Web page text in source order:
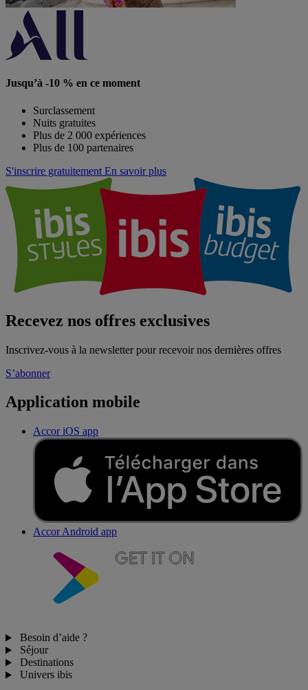
Jusqu’à -10 % en ce moment
Surclassement
Nuits gratuites
Plus de 2 000 expériences
Plus de 100 partenaires
S'inscrire gratuitement En savoir plus
Recevez nos offres exclusives
Inscrivez-vous à la newsletter pour recevoir nos dernières offres
S’abonner
Application mobile
Accor iOS app
Accor Android app
Besoin d’aide ?
Séjour
Destinations
Univers ibis